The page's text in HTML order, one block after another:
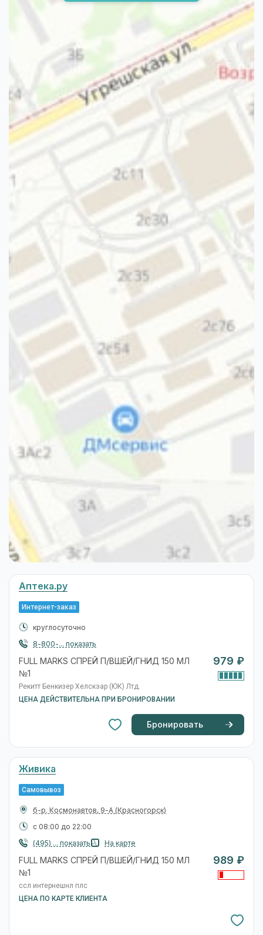
Аптека.ру
Интернет-заказ
круглосуточно
8-800-... показать
FULL MARKS СПРЕЙ П/ВШЕЙ/ГНИД 150 МЛ
№1
Рекитт Бенкизер Хелскэар (ЮК) Лтд.
ЦЕНА ДЕЙСТВИТЕЛЬНА ПРИ БРОНИРОВАНИИ
979 ₽
Бронировать
Живика
Самовывоз
б-р. Космонавтов, 9-А (Красногорск)
с 08:00 до 22:00
(495) ... показать
На карте
FULL MARKS СПРЕЙ П/ВШЕЙ/ГНИД 150 МЛ
№1
ссл интернешнл плс
ЦЕНА ПО КАРТЕ КЛИЕНТА
989 ₽